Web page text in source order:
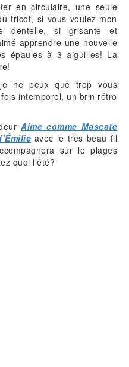
en circulaire, une seule
tricot, si vous voulez mon
dentelle, si grisante et
apprendre une nouvelle
épaules à 3 aiguilles! La
ne peux que trop vous
intemporel, un brin rétro
Aime comme Mascate
avec le très beau fil
sur le plages
quoi l’été?